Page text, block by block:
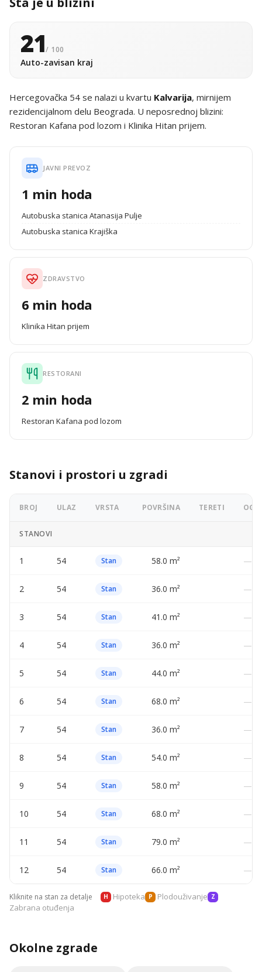
21/ 100
Auto-zavisan kraj
Hercegovačka 54 se nalazi u kvartu Kalvarija, mirnijem
rezidencijalnom delu Beograda. U neposrednoj blizini:
Restoran Kafana pod lozom i Klinika Hitan prijem.
JAVNI PREVOZ
1 min hoda
Autobuska stanica Atanasija Pulje
Autobuska stanica Krajiška
ZDRAVSTVO
6 min hoda
Klinika Hitan prijem
RESTORANI
2 min hoda
Restoran Kafana pod lozom
Stanovi i prostori u zgradi
BROJ ULAZ VRSTA POVRŠINA TERETI
STANOVI
1 54 Stan 58.0 m² —
2 54 Stan 36.0 m² —
3 54 Stan 41.0 m² —
4 54 Stan 36.0 m² —
5 54 Stan 44.0 m² —
6 54 Stan 68.0 m² —
7 54 Stan 36.0 m² —
8 54 Stan 54.0 m² —
9 54 Stan 58.0 m² —
10 54 Stan 68.0 m² —
11 54 Stan 79.0 m² —
12 54 Stan 66.0 m² —
Kliknite na stan za detalje H Hipoteka P Plodouživanje Z
Zabrana otuđenja
Okolne zgrade